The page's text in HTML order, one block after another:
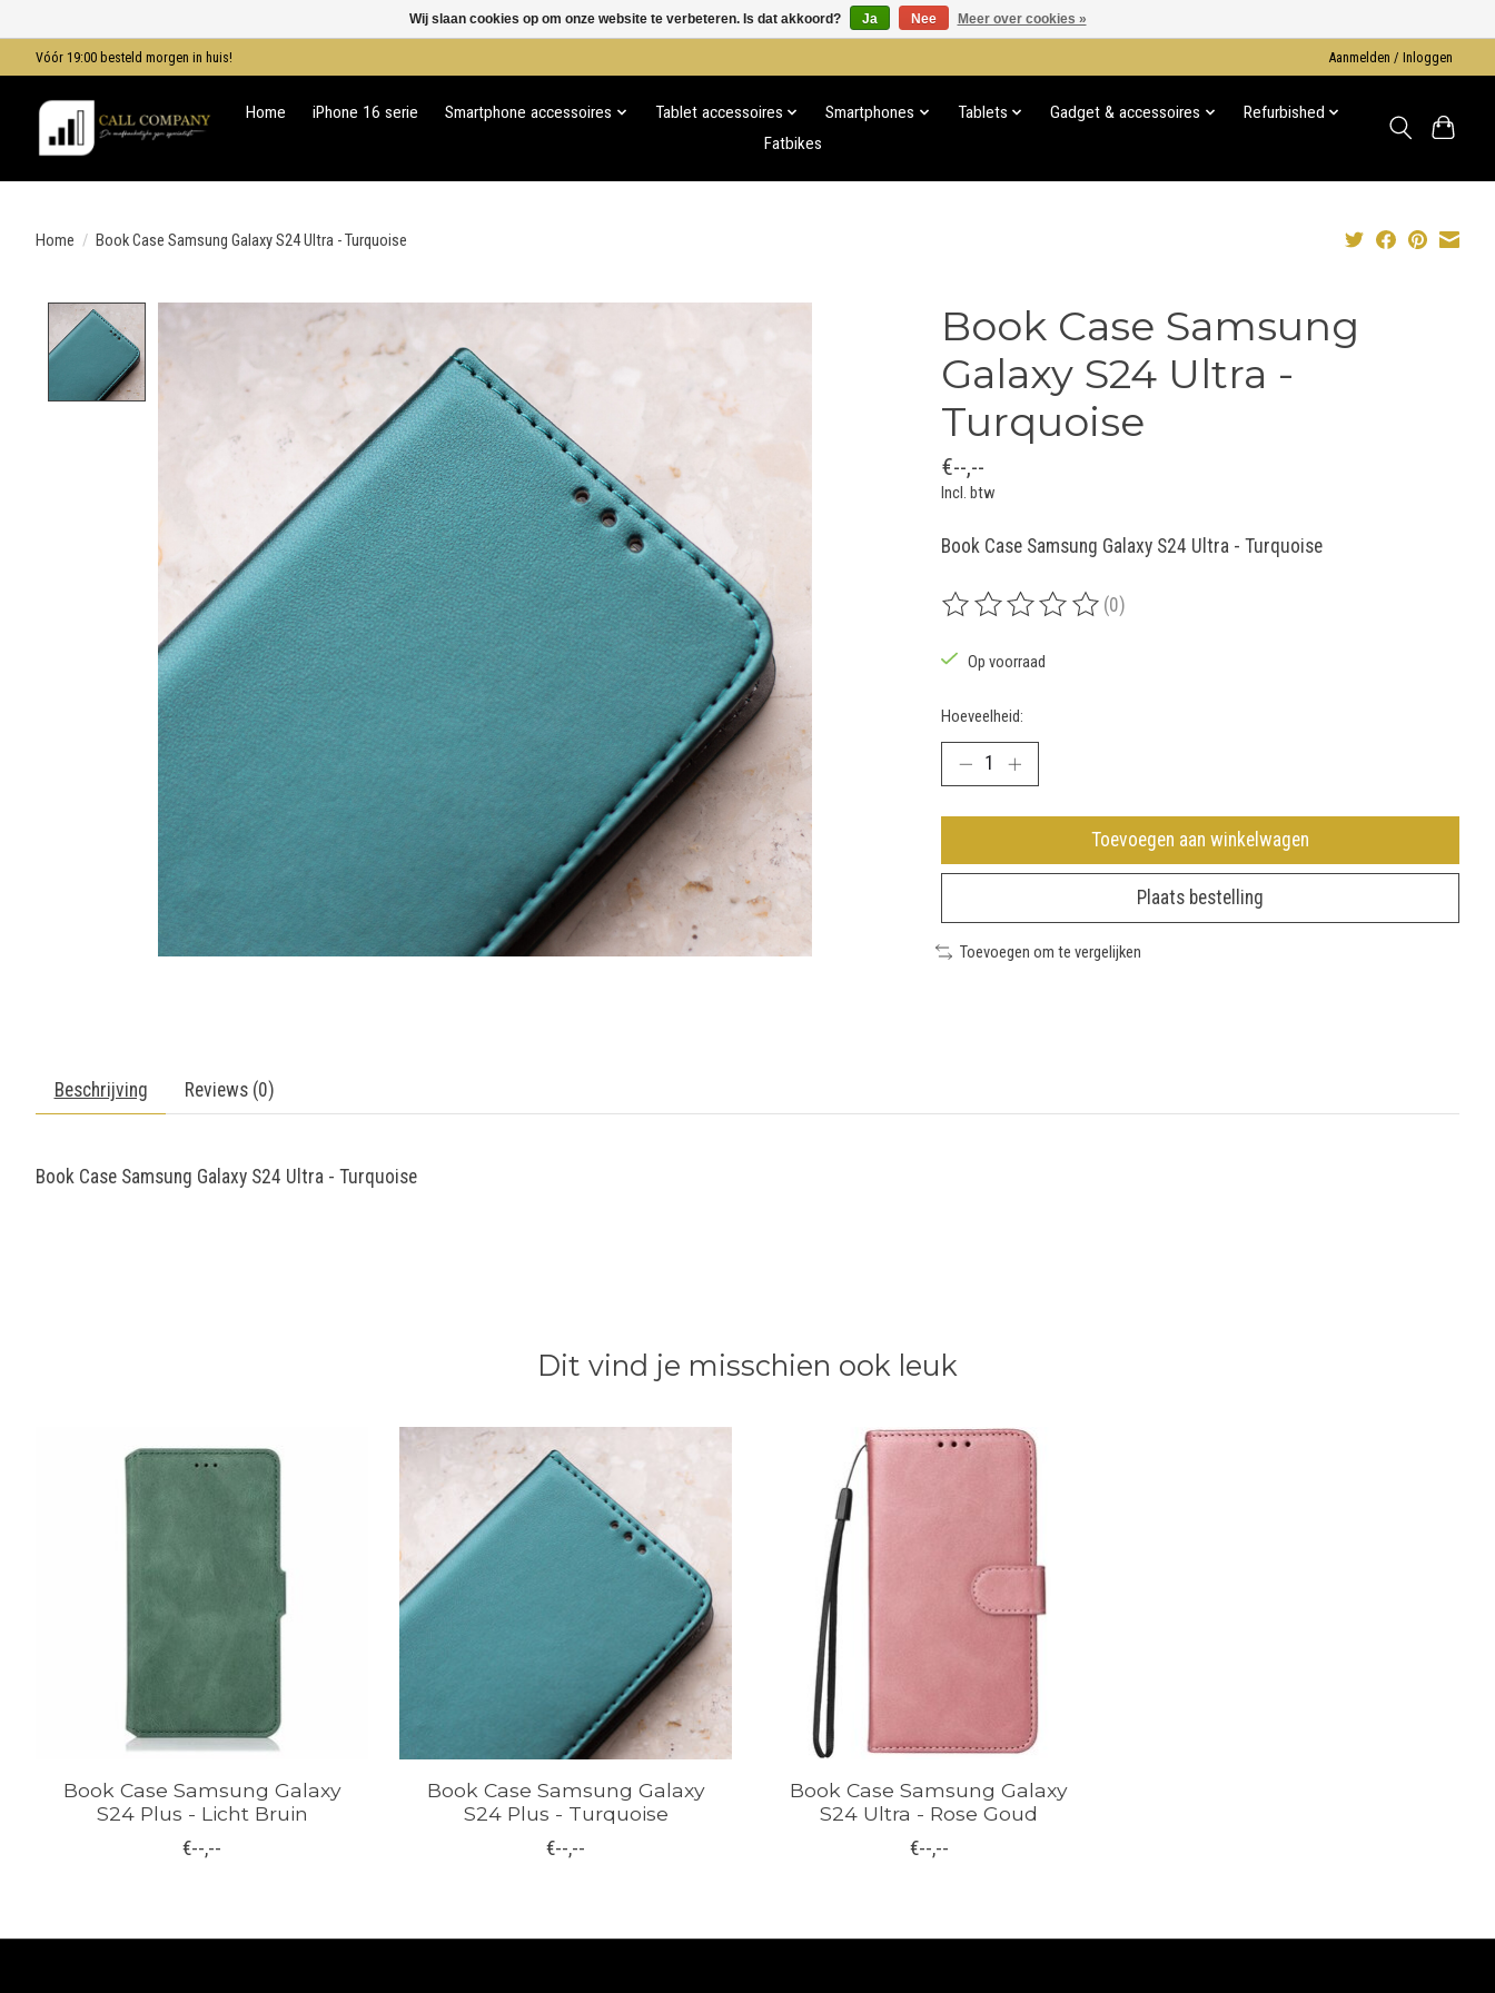
Vóór 19:00 besteld morgen in huis! Aanmelden / Inloggen
Home iPhone 16 serie Smartphone accessoires Tablet accessoires Smartphones Tablets Gadget & accessoires
Refurbished
Fatbikes
Home / Book Case Samsung Galaxy S24 Ultra - Turquoise
Product image slideshow Items
Book Case Samsung
Galaxy S24 Ultra -
Turquoise
€--,--
Incl. btw
Book Case Samsung Galaxy S24 Ultra - Turquoise
De beoordeling van dit product is
(0)
Op voorraad
Hoeveelheid:
Toevoegen aan winkelwagen
Plaats bestelling
Toevoegen om te vergelijken
Beschrijving Reviews (0)
Book Case Samsung Galaxy S24 Ultra - Turquoise
Dit vind je misschien ook leuk
Book Case Samsung Galaxy
S24 Plus - Licht Bruin
€--,--
Book Case Samsung Galaxy
S24 Plus - Turquoise
€--,--
Book Case Samsung Galaxy
S24 Ultra - Rose Goud
€--,--
Wij slaan cookies op om onze website te verbeteren. Is dat akkoord? Ja Nee Meer over cookies »